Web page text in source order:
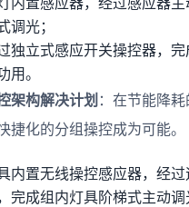
调光；
独立式感应开关操控器，完
用。
架构解决计划 ：在节能降
捷化的分组操控成为可能。
内置无线操控感应器，经过
完成组内灯具阶梯式主动调